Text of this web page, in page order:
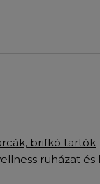
brifkó tartók
ruházat és